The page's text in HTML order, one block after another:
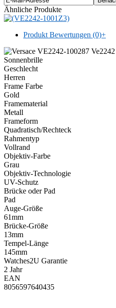
Ähnliche Produkte
Produkt Bewertungen (0)+
Geschlecht
Herren
Frame Farbe
Gold
Framematerial
Metall
Frameform
Quadratisch/Rechteck
Rahmentyp
Vollrand
Objektiv-Farbe
Grau
Objektiv-Technologie
UV-Schutz
Brücke oder Pad
Pad
Auge-Größe
61mm
Brücke-Größe
13mm
Tempel-Länge
145mm
Watches2U Garantie
2 Jahr
EAN
8056597640435